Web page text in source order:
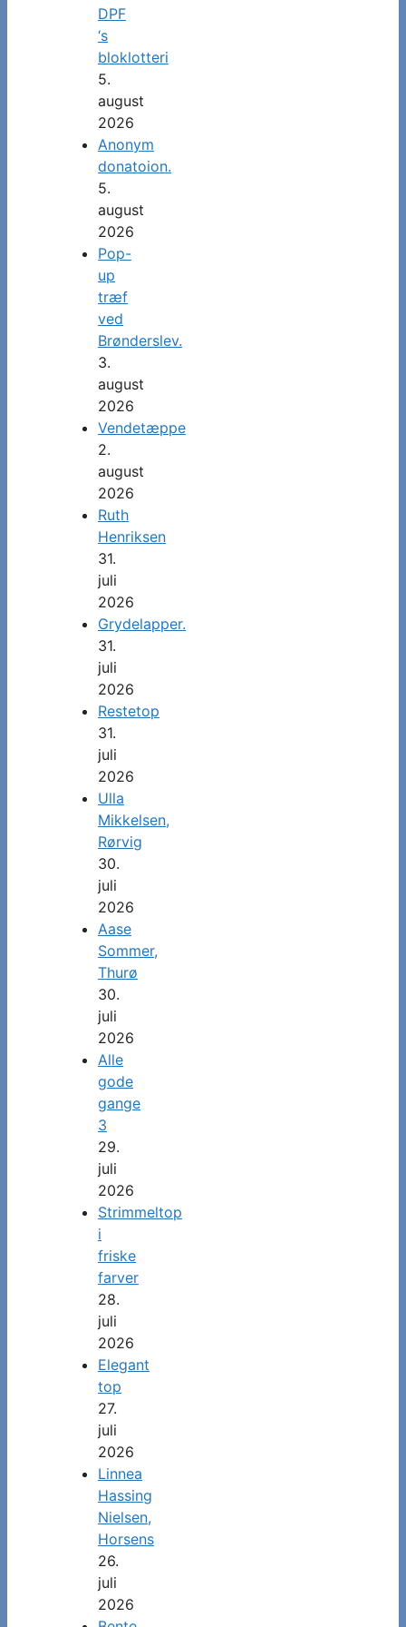
DPF
‘s
bloklotteri
5.
august
2026
Anonym
donatoion.
5.
august
2026
Pop-
up
træf
ved
Brønderslev.
3.
august
2026
Vendetæppe
2.
august
2026
Ruth
Henriksen
31.
juli
2026
Grydelapper.
31.
juli
2026
Restetop
31.
juli
2026
Ulla
Mikkelsen,
Rørvig
30.
juli
2026
Aase
Sommer,
Thurø
30.
juli
2026
Alle
gode
gange
3
29.
juli
2026
Strimmeltop
i
friske
farver
28.
juli
2026
Elegant
top
27.
juli
2026
Linnea
Hassing
Nielsen,
Horsens
26.
juli
2026